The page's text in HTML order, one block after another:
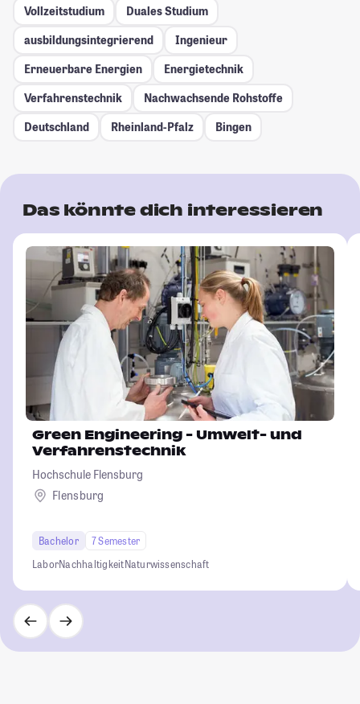
Vollzeitstudium
Duales Studium
ausbildungsintegrierend
Ingenieur
Erneuerbare Energien
Energietechnik
Verfahrenstechnik
Nachwachsende Rohstoffe
Deutschland
Rheinland-Pfalz Bingen
Das könnte dich interessieren
Green Engineering - Umwelt- und
Verfahrenstechnik
Hochschule Flensburg
Flensburg
Bachelor
7 Semester
LaborNachhaltigkeitNaturwissenschaft